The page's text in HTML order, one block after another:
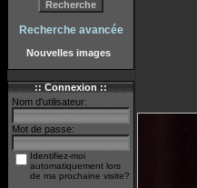
Recherche avancée
Nouvelles images
:: Connexion ::
Nom d'utilisateur:
Mot de passe:
Identifiez-moi
automatiquement lors
de ma prochaine visite?